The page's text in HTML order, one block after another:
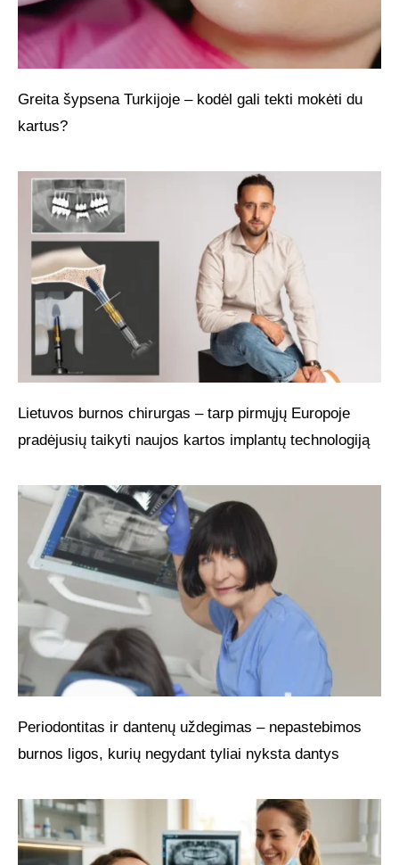
Greita šypsena Turkijoje – kodėl gali tekti mokėti du
kartus?
Lietuvos burnos chirurgas – tarp pirmųjų Europoje
pradėjusių taikyti naujos kartos implantų technologiją
Periodontitas ir dantenų uždegimas – nepastebimos
burnos ligos, kurių negydant tyliai nyksta dantys